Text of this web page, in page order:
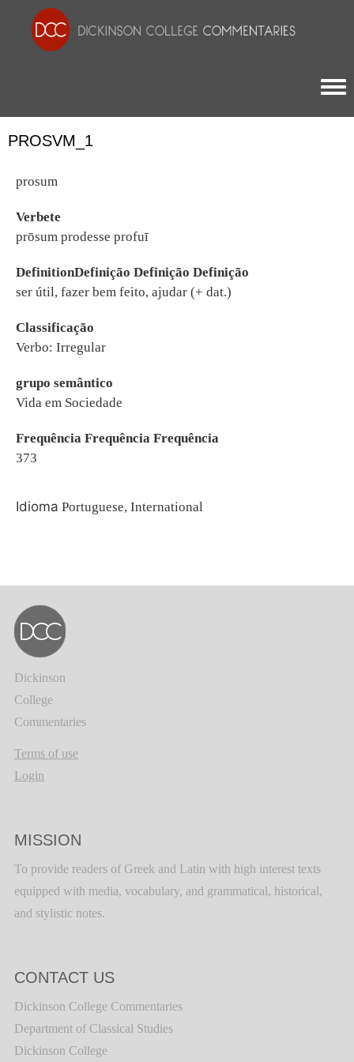
PROSVM_1
prosum
Verbete
prōsum prodesse profuī
DefinitionDefinição Definição Definição
ser útil, fazer bem feito, ajudar (+ dat.)
Classificação
Verbo: Irregular
grupo semântico
Vida em Sociedade
Frequência Frequência Frequência
373
Idioma Portuguese, International
Dickinson
College
Commentaries
Terms of use
Login
MISSION
To provide readers of Greek and Latin with high interest texts
equipped with media, vocabulary, and grammatical, historical,
and stylistic notes.
CONTACT US
Dickinson College Commentaries
Department of Classical Studies
Dickinson College